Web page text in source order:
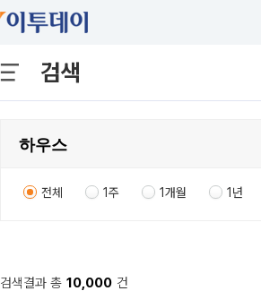
검색
전체 1주 1개월 1년
검색결과 총 10,000 건